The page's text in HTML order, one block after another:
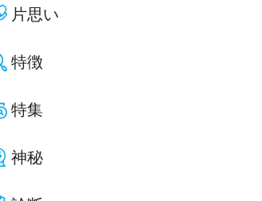
片思い
特徴
特集
神秘